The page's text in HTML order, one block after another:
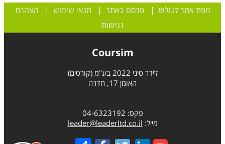
מפת אתר לגולש |פרסם באתר | תנאי שימוש | הצהרת
נגישות
Coursim
לידר סיני 2022 בע"מ (קורסים)
האומן 17, חדרה
פקס: 04-6323192
מייל: leader@leaderltd.co.il